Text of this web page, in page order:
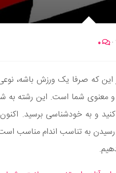
·
این که صرفا یک ورزش باشه،
و معنوی شما است. این رشته به
و به خودشناسی برسید.
به تناسب اندام مناسب